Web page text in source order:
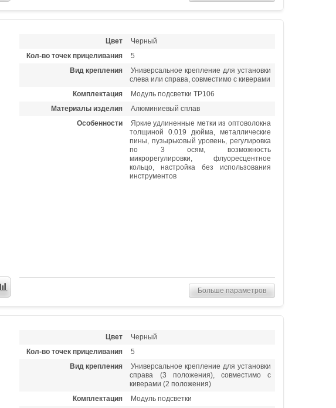
Цвет
Черный
Кол-во точек прицеливания
5
Вид крепления
Универсальное крепление для установки
слева или справа, совместимо с киверами
Комплектация
Модуль подсветки TP106
Материалы изделия
Алюминиевый сплав
Особенности
Яркие удлиненные метки из оптоволокна
толщиной 0.019 дюйма, металлические
пины, пузырьковый уровень, регулировка
по 3 осям, возможность
микрорегулировки, флуоресцентное
кольцо, настройка без использования
инструментов
Больше параметров
Цвет
Черный
Кол-во точек прицеливания
5
Вид крепления
Универсальное крепление для установки
справа (3 положения), совместимо с
киверами (2 положения)
Комплектация
Модуль подсветки